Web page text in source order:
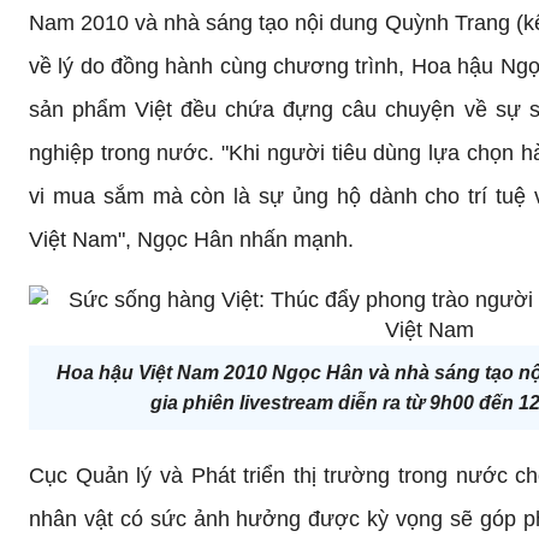
Nam 2010 và nhà sáng tạo nội dung Quỳnh Trang
về lý do đồng hành cùng chương trình, Hoa hậu
sản phẩm Việt đều chứa đựng câu chuyện về sự
nghiệp trong nước. "Khi người tiêu dùng lựa chọn
vi mua sắm mà còn là sự ủng hộ dành cho trí tuệ
Việt Nam", Ngọc Hân nhấn mạnh.
Hoa hậu Việt Nam 2010 Ngọc Hân và nhà sáng tạo
gia phiên livestream diễn ra từ 9h00 đến
Cục Quản lý và Phát triển thị trường trong nước
nhân vật có sức ảnh hưởng được kỳ vọng sẽ góp